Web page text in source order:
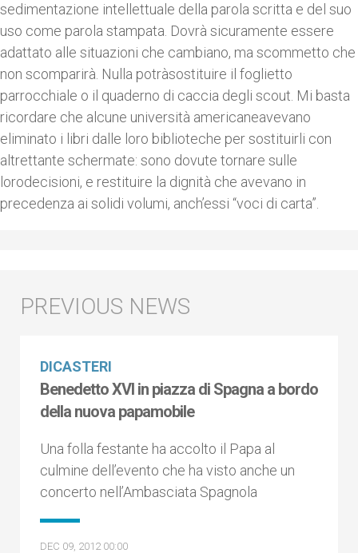
sedimentazione intellettuale della parola scritta e del suo
uso come parola stampata. Dovrà sicuramente essere
adattato alle situazioni che cambiano, ma scommetto che
non scomparirà. Nulla potràsostituire il foglietto
parrocchiale o il quaderno di caccia degli scout. Mi basta
ricordare che alcune università americaneavevano
eliminato i libri dalle loro biblioteche per sostituirli con
altrettante schermate: sono dovute tornare sulle
lorodecisioni, e restituire la dignità che avevano in
precedenza ai solidi volumi, anch’essi “voci di carta”.
DICASTERI
Benedetto XVI in piazza di Spagna a bordo
della nuova papamobile
Una folla festante ha accolto il Papa al
culmine dell’evento che ha visto anche un
concerto nell’Ambasciata Spagnola
DEC 09, 2012 00:00